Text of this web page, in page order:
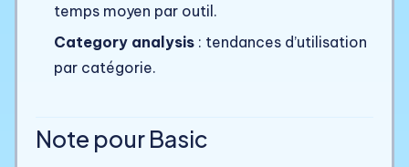
temps moyen par outil.
Category analysis : tendances d’utilisation
par catégorie.
Note pour Basic